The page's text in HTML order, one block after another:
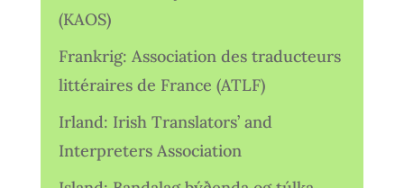
(KAOS)
Frankrig: Association des traducteurs
littéraires de France (ATLF)
Irland: Irish Translators’ and
Interpreters Association